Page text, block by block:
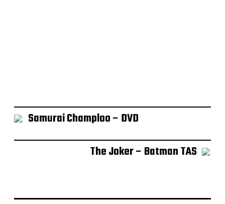
Samurai Champloo – DVD
The Joker – Batman TAS